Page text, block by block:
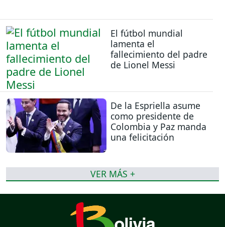
El fútbol mundial
lamenta el
fallecimiento del padre
de Lionel Messi
De la Espriella asume
como presidente de
Colombia y Paz manda
una felicitación
VER MÁS +